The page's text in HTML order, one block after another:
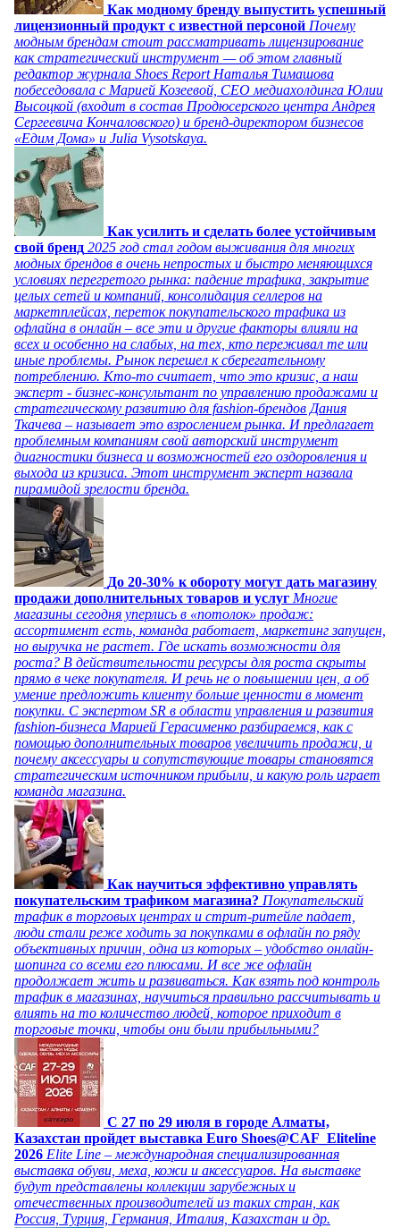
Как модному бренду выпустить успешный
лицензионный продукт с известной персоной Почему
модным брендам стоит рассматривать лицензирование
как стратегический инструмент — об этом главный
редактор журнала Shoes Report Наталья Тимашова
побеседовала с Марией Козеевой, СЕО медиахолдинга Юлии
Высоцкой (входит в состав Продюсерского центра Андрея
Сергеевича Кончаловского) и бренд-директором бизнесов
«Едим Дома» и Julia Vysotskaya.
Как усилить и сделать более устойчивым
свой бренд 2025 год стал годом выживания для многих
модных брендов в очень непростых и быстро меняющихся
условиях перегретого рынка: падение трафика, закрытие
целых сетей и компаний, консолидация селлеров на
маркетплейсах, переток покупательского трафика из
офлайна в онлайн – все эти и другие факторы влияли на
всех и особенно на слабых, на тех, кто переживал те или
иные проблемы. Рынок перешел к сберегательному
потреблению. Кто-то считает, что это кризис, а наш
эксперт - бизнес-консультант по управлению продажами и
стратегическому развитию для fashion-брендов Дания
Ткачева – называет это взрослением рынка. И предлагает
проблемным компаниям свой авторский инструмент
диагностики бизнеса и возможностей его оздоровления и
выхода из кризиса. Этот инструмент эксперт назвала
пирамидой зрелости бренда.
До 20-30% к обороту могут дать магазину
продажи дополнительных товаров и услуг Многие
магазины сегодня уперлись в «потолок» продаж:
ассортимент есть, команда работает, маркетинг запущен,
но выручка не растет. Где искать возможности для
роста? В действительности ресурсы для роста скрыты
прямо в чеке покупателя. И речь не о повышении цен, а об
умение предложить клиенту больше ценности в момент
покупки. С экспертом SR в области управления и развития
fashion-бизнеса Марией Герасименко разбираемся, как с
помощью дополнительных товаров увеличить продажи, и
почему аксессуары и сопутствующие товары становятся
стратегическим источником прибыли, и какую роль играет
команда магазина.
Как научиться эффективно управлять
покупательским трафиком магазина? Покупательский
трафик в торговых центрах и стрит-ритейле падает,
люди стали реже ходить за покупками в офлайн по ряду
объективных причин, одна из которых – удобство онлайн-
шопинга со всеми его плюсами. И все же офлайн
продолжает жить и развиваться. Как взять под контроль
трафик в магазинах, научиться правильно рассчитывать и
влиять на то количество людей, которое приходит в
торговые точки, чтобы они были прибыльными?
C 27 по 29 июля в городе Алматы,
Казахстан пройдет выставка Euro Shoes@CAF_Eliteline
2026 Elite Line – международная специализированная
выставка обуви, меха, кожи и аксессуаров. На выставке
будут представлены коллекции зарубежных и
отечественных производителей из таких стран, как
Россия, Турция, Германия, Италия, Казахстан и др.